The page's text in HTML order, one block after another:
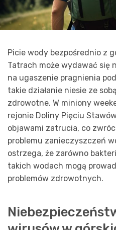
Picie wody bezpośrednio z
Tatrach może wydawać się
na ugaszenie pragnienia
takie działanie niesie ze
zdrowotne. W miniony
rejonie Doliny Pięciu
objawami zatrucia, co
problemu zanieczyszczeń
ostrzega, że zarówno
takich wodach mogą
problemów zdrowotnych.